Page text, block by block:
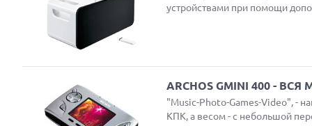
устройствами при помощи
ARCHOS GMINI 400 -
"Music-Photo-Games-Video", -
КПК, а весом - с небольшой